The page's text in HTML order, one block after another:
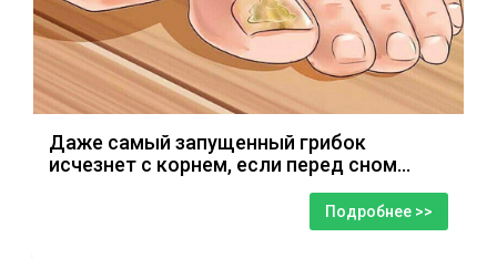
Даже самый запущенный грибок
исчезнет с корнем, если перед сном…
Подробнее >>